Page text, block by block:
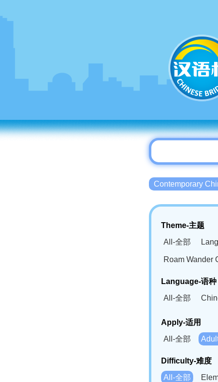
Contemporary
Theme-主题
All-全部
Roam Wander
Language-语种
All-全部
Bahasa
Swahili(SW)-
Apply-适用
All-全部
Difficulty-难度
All-全部